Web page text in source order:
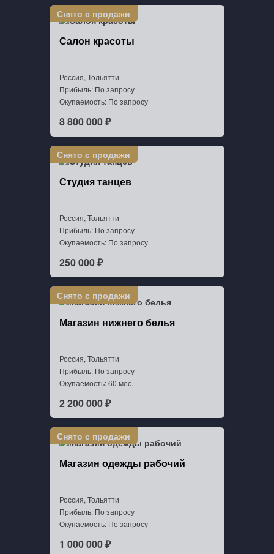
Салон красоты
Россия, Тольятти
Прибыль: По запросу
Окупаемость: По запросу
8 800 000 ₽
Студия танцев
Россия, Тольятти
Прибыль: По запросу
Окупаемость: По запросу
250 000 ₽
Магазин нижнего белья
Россия, Тольятти
Прибыль: По запросу
Окупаемость: 60 мес.
2 200 000 ₽
Магазин одежды рабочий
Россия, Тольятти
Прибыль: По запросу
Окупаемость: По запросу
1 000 000 ₽